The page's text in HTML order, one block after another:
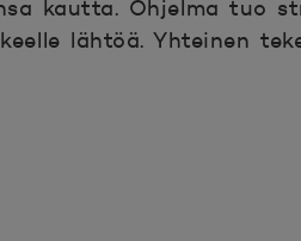
kautta. Ohjelma tuo
lähtöä. Yhteinen